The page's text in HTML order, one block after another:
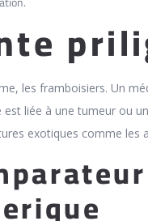
les framboisiers. Un
liée à une tumeur ou
exotiques comme les